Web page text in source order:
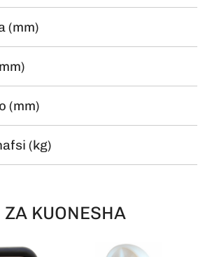
(mm)
(mm)
(kg)
KUONESHA